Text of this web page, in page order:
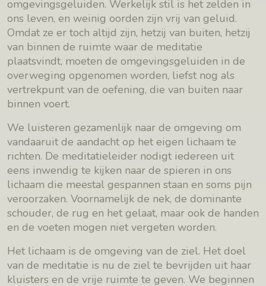
omgevingsgeluiden. Werkelijk stil is het zelden in
ons leven, en weinig oorden zijn vrij van geluid.
Omdat ze er toch altijd zijn, hetzij van buiten, hetzij
van binnen de ruimte waar de meditatie
plaatsvindt, moeten de omgevingsgeluiden in de
overweging opgenomen worden, liefst nog als
vertrekpunt van de oefening, die van buiten naar
binnen voert.
We luisteren gezamenlijk naar de omgeving om
vandaaruit de aandacht op het eigen lichaam te
richten. De meditatieleider nodigt iedereen uit
eens inwendig te kijken naar de spieren in ons
lichaam die meestal gespannen staan en soms pijn
veroorzaken. Voornamelijk de nek, de dominante
schouder, de rug en het gelaat, maar ook de handen
en de voeten mogen niet vergeten worden.
Het lichaam is de omgeving van de ziel. Het doel
van de meditatie is nu de ziel te bevrijden uit haar
kluisters en de vrije ruimte te geven. We beginnen